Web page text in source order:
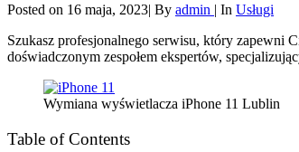
Posted on 16 maja, 2023| By admin | In Usługi
Szukasz profesjonalnego serwisu, który zapewni
doświadczonym zespołem ekspertów,
Wymiana wyświetlacza iPhone 11 Lublin
Table of Contents